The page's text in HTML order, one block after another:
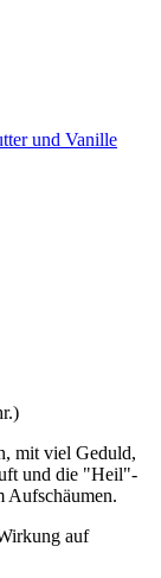
mit viel Geduld,
und die "Heil"-
Aufschäumen.
auf